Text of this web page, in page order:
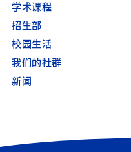
学术课程
招生部
校园生活
我们的社群
新闻